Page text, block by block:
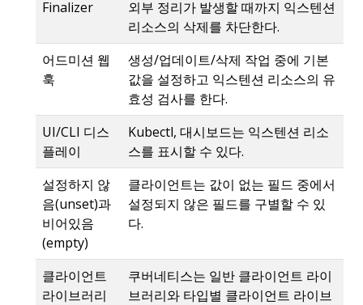
Finalizer
외부 정리가 발생할 때까지 익스텐션
리소스의 삭제를 차단한다.
어드미션 웹
훅
생성/업데이트/삭제 작업 중에 기본
값을 설정하고 익스텐션 리소스의 유
효성 검사를 한다.
UI/CLI 디스
플레이
Kubectl, 대시보드는 익스텐션 리소
스를 표시할 수 있다.
설정하지 않
음(unset)과
비어있음
(empty)
클라이언트는 값이 없는 필드 중에서
설정되지 않은 필드를 구별할 수 있
다.
클라이언트
라이브러리
쿠버네티스는 일반 클라이언트 라이
브러리와 타입별 클라이언트 라이브